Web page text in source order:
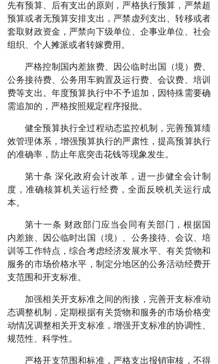
先有预算、后有支出的原则，严格执行预算，严禁超
预算或者无预算安排支出，严禁虚列支出、转移或者
套取财政资金，严禁向下级单位、企事业单位、社会
组织、个人摊派或者转嫁费用。
严格控制国内差旅费、因公临时出国（境）费、
公务接待费、公务用车购置及运行费、会议费、培训
费等支出。年度预算执行中不予追加，因特殊需要确
需追加的，严格按照规定程序报批。
健全预算执行全过程动态监控机制，完善预算绩
效管理体系，增强预算执行的严肃性，提高预算执行
的准确率，防止年底突击花钱等现象发生。
第十条 深化政府会计改革，进一步健全会计制
度，准确核算机关运行经费，全面反映机关运行成
本。
第十一条 财政部门应当会同有关部门，根据国
内差旅、因公临时出国（境）、公务接待、会议、培
训等工作特点，综合考虑经济发展水平、有关货物和
服务的市场价格水平，制定分地区的公务活动经费开
支范围和开支标准。
加强相关开支标准之间的衔接，完善开支标准动
态调整机制，定期根据有关货物和服务的市场价格变
动情况调整相关开支标准，增强开支标准的协调性、
规范性、科学性。
严格开支范围和标准，严格支出报销审核，不得